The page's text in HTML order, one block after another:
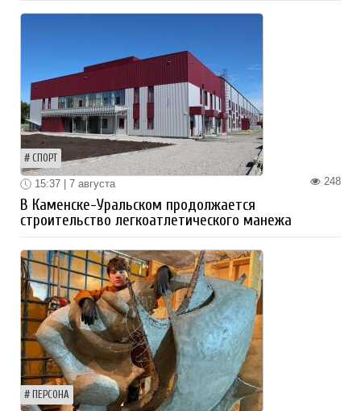
СПОРТ
248
15:37 | 7 августа
В Каменске-Уральском продолжается
строительство легкоатлетического манежа
ПЕРСОНА